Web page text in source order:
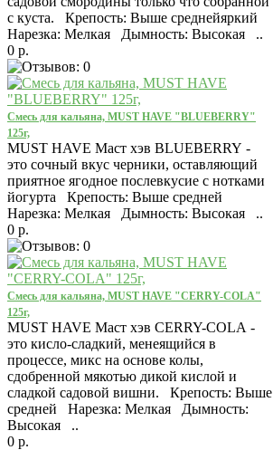
с куста. Крепость: Выше среднейяркий
Нарезка: Мелкая Дымность: Высокая ..
0 р.
Смесь для кальяна, MUST HAVE "BLUEBERRY"
125г,
MUST HAVE Маст хэв BLUEBERRY -
это cочный вкус черники, оставляющий
приятное ягодное послевкусие с нотками
йогурта Крепость: Выше средней
Нарезка: Мелкая Дымность: Высокая ..
0 р.
Смесь для кальяна, MUST HAVE "CERRY-COLA"
125г,
MUST HAVE Маст хэв CERRY-COLA -
это кисло-сладкий, менеящийся в
процессе, микс на основе колы,
сдобренной мякотью дикой кислой и
сладкой садовой вишни. Крепость: Выше
средней Нарезка: Мелкая Дымность:
Высокая ..
0 р.